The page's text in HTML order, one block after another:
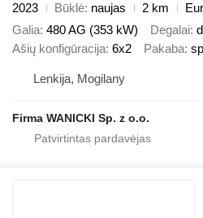
2023
Būklė naujas 2 km
Galia 480 AG (353 kW) Degalai
Ašių konfigūracija 6x2 Pakaba
Lenkija, Mogilany
Firma WANICKI Sp. z o.o.